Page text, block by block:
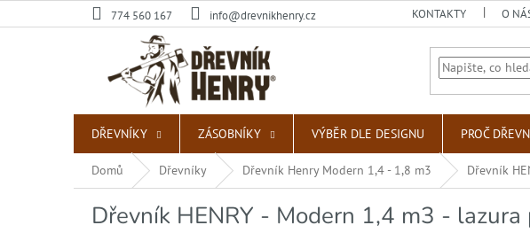
na
774 560 167 info@drevnikhenry.cz KONTAKTY O
DŘEVNÍKY ZÁSOBNÍKY VÝBĚR DLE DESIGNU PROČ
Domů Dřevníky Dřevník Henry Modern 1,4 - 1,8 m3 Dřevník
Dřevník HENRY - Modern 1,4 m3 - lazura